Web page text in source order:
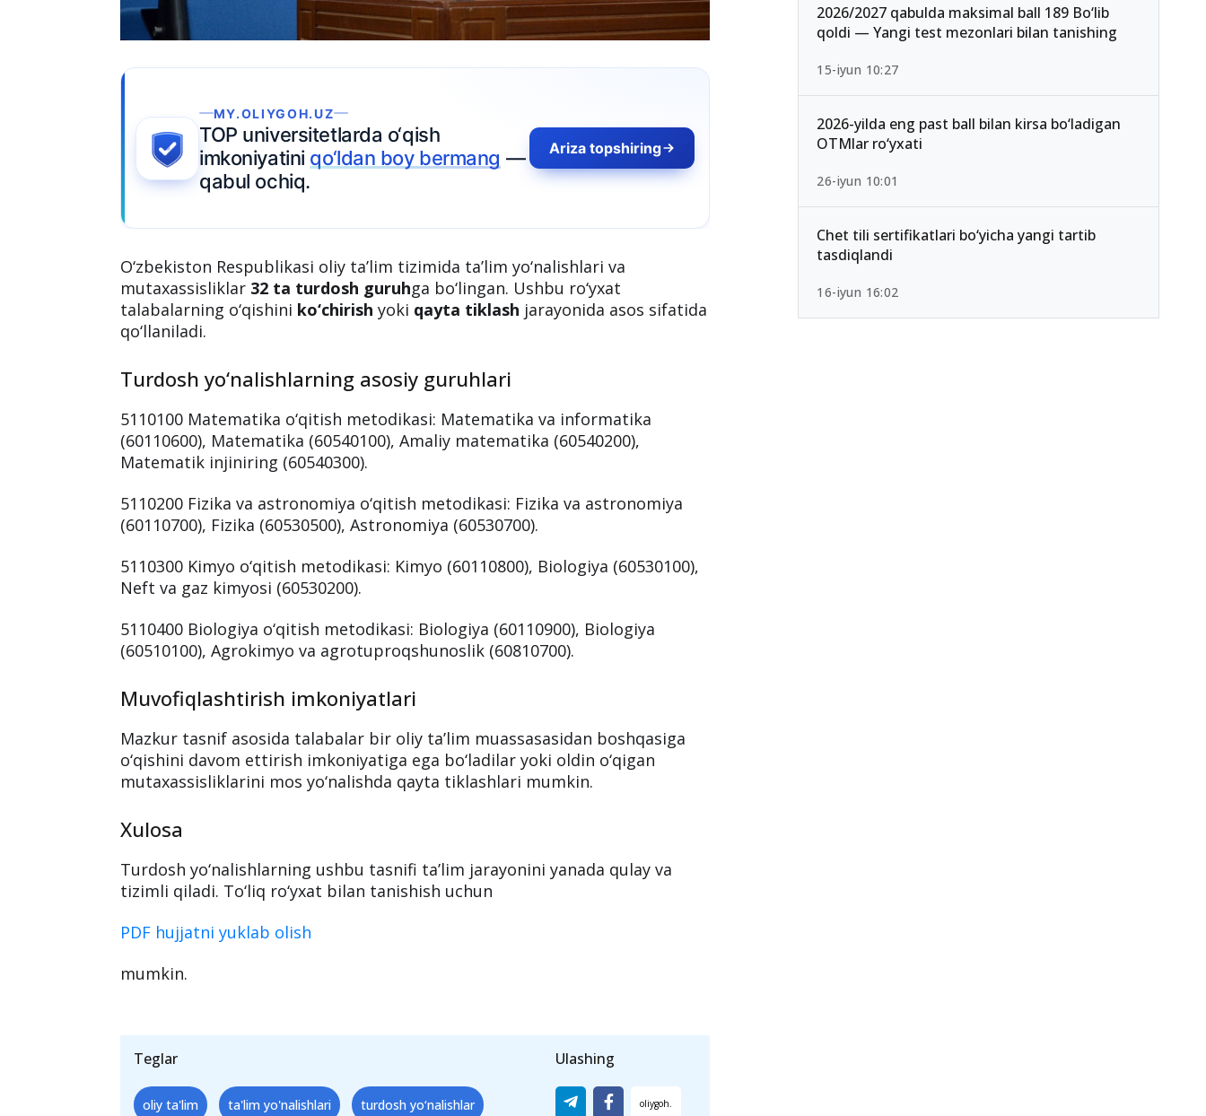
Ariza topshiring
O‘zbekiston Respublikasi oliy ta’lim tizimida ta’lim yo‘nalishlari va
mutaxassisliklar32 ta turdosh guruhga bo‘lingan. Ushbu ro‘yxat
talabalarning o‘qishiniko‘chirishyokiqayta tiklashjarayonida asos sifatida
qo‘llaniladi.
Turdosh yo‘nalishlarning asosiy guruhlari
(60110600), Matematika (60540100), Amaliy matematika (60540200),
Matematik injiniring (60540300).
5110200 Fizika va astronomiya o‘qitish metodikasi: Fizika va astronomiya
(60110700), Fizika (60530500), Astronomiya (60530700).
5110300 Kimyo o‘qitish metodikasi: Kimyo (60110800), Biologiya (60530100),
Neft va gaz kimyosi (60530200).
5110400 Biologiya o‘qitish metodikasi: Biologiya (60110900), Biologiya
(60510100), Agrokimyo va agrotuproqshunoslik (60810700).
Muvofiqlashtirish imkoniyatlari
Mazkur tasnif asosida talabalar bir oliy ta’lim muassasasidan boshqasiga
o‘qishini davom ettirish imkoniyatiga ega bo‘ladilar yoki oldin o‘qigan
PDF hujjatni yuklab olish
mumkin.
2026/2027 qabulda maksimal ball 189 Bo‘lib
qoldi — Yangi test mezonlari bilan tanishing
15-iyun 10:27
2026-yilda eng past ball bilan kirsa bo‘ladigan
OTMlar ro‘yxati
26-iyun 10:01
Chet tili sertifikatlari bo‘yicha yangi tartib
tasdiqlandi
16-iyun 16:02